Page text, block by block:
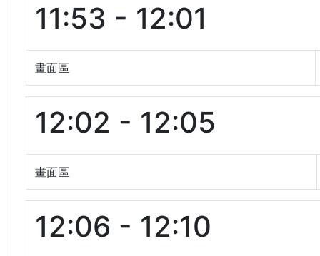
11:53 - 12:01
畫面區
12:02 - 12:05
畫面區
12:06 - 12:10